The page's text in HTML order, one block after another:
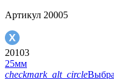
Артикул 20005
20103
25мм
checkmark_alt_circle